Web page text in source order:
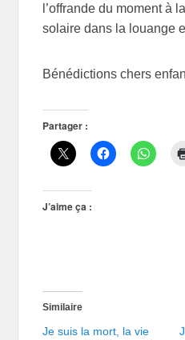
l’offrande du moment à
solaire dans la louange
Bénédictions chers
Partager :
J’aime ça :
Similaire
Je suis la mort, la vie